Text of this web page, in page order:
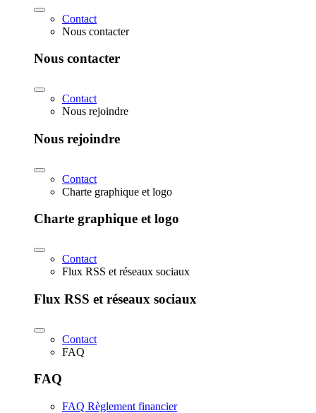
Contact
Nous contacter
Nous contacter
Contact
Nous rejoindre
Nous rejoindre
Contact
Charte graphique et logo
Charte graphique et logo
Contact
Flux RSS et réseaux sociaux
Flux RSS et réseaux sociaux
Contact
FAQ
FAQ
FAQ Règlement financier